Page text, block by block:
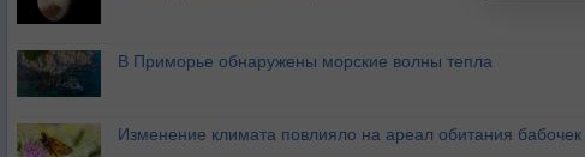
В Приморье обнаружены морские волны тепла
Изменение климата повлияло на ареал обитания бабочек